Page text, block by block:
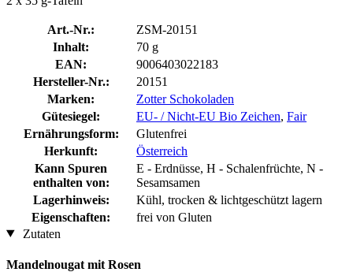
Art.-Nr.:
ZSM-20151
Inhalt:
70 g
EAN:
9006403022183
Hersteller-Nr.:
20151
Marken:
Zotter Schokoladen
Gütesiegel:
EU- / Nicht-EU Bio Zeichen, Fair
Ernährungsform:
Glutenfrei
Herkunft:
Österreich
Kann Spuren
enthalten von:
E - Erdnüsse, H - Schalenfrüchte, N -
Sesamsamen
Lagerhinweis:
Kühl, trocken & lichtgeschützt lagern
Eigenschaften:
frei von Gluten
Zutaten
Mandelnougat mit Rosen